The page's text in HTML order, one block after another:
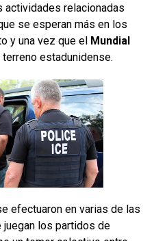
actividades relacionadas
se esperan más en los
y una vez que el Mundial
estadunidense.
efectuaron en varias de las
los partidos de